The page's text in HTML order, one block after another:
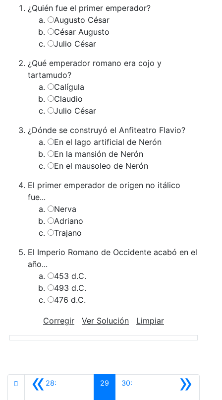
¿Quién fue el primer emperador?
Augusto César
César Augusto
Julio César
¿Qué emperador romano era cojo y
tartamudo?
Calígula
Claudio
Julio César
¿Dónde se construyó el Anfiteatro Flavio?
En el lago artificial de Nerón
En la mansión de Nerón
En el mausoleo de Nerón
El primer emperador de origen no itálico
fue...
Nerva
Adriano
Trajano
El Imperio Romano de Occidente acabó en el
año...
453 d.C.
493 d.C.
476 d.C.
Corregir Ver Solución Limpiar
«28: 29 »
30: